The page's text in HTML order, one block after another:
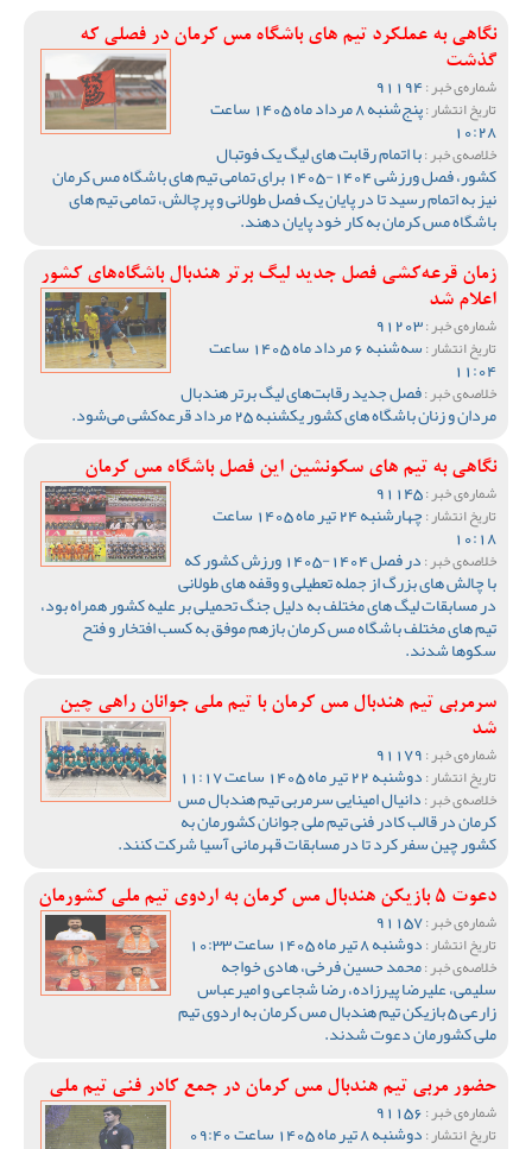
نگاهی به عملکرد تیم های باشگاه مس کرمان در فصلی که
گذشت
شماره‌ی خبر :
تاریخ انتشار : پنج‌شنبه 8 مرداد ماه 1405 ساعت
10:28
خلاصه‌ی خبر :با اتمام رقابت های لیگ یک فوتبال
کشور، فصل ورزشی 1404-1405 برای تمامی تیم های باشگاه مس کرمان
نیز به اتمام رسید تا در پایان یک فصل طولانی و پرچالش، تمامی تیم های
باشگاه مس کرمان به کار خود پایان دهند.
زمان قرعه‌کشی فصل جدید لیگ برتر هندبال باشگاه‌های کشور
اعلام شد
شماره‌ی خبر :
تاریخ انتشار : سه‌شنبه 6 مرداد ماه 1405 ساعت
11:04
خلاصه‌ی خبر :فصل جدید رقابت‌های لیگ برتر هندبال
مردان و زنان باشگاه های کشور یکشنبه 25 مرداد قرعه‌کشی می‌شود.
نگاهی به تیم های سکونشین این فصل باشگاه مس کرمان
شماره‌ی خبر :
تاریخ انتشار : چهارشنبه 24 تیر ماه 1405 ساعت
10:18
خلاصه‌ی خبر : در فصل 1404-1405 ورزش کشور که
با چالش های بزرگ از جمله تعطیلی و وقفه های طولانی
در مسابقات لیگ های مختلف به دلیل جنگ تحمیلی بر علیه کشور همراه بود،
تیم های مختلف باشگاه مس کرمان بازهم موفق به کسب افتخار و فتح
سکوها شدند.
سرمربی تیم هندبال مس کرمان با تیم ملی جوانان راهی چین
شد
شماره‌ی خبر :
تاریخ انتشار :دوشنبه 22 تیر ماه 1405 ساعت 11:17
خلاصه‌ی خبر :دانیال امینایی سرمربی تیم هندبال مس
کرمان در قالب کادر فنی تیم ملی جوانان کشورمان به
کشور چین سفر کرد تا در مسابقات قهرمانی آسیا شرکت کنند.
دعوت 5 بازیکن هندبال مس کرمان به اردوی تیم ملی کشورمان
شماره‌ی خبر :
تاریخ انتشار :دوشنبه 8 تیر ماه 1405 ساعت 10:33
خلاصه‌ی خبر :محمد حسین فرخی، هادی خواجه
سلیمی، علیرضا پیرزاده، رضا شجاعی و امیرعباس
زارعی 5 بازیکن تیم هندبال مس کرمان به اردوی تیم
ملی کشورمان دعوت شدند.
حضور مربی تیم هندبال مس کرمان در جمع کادر فنی تیم ملی
شماره‌ی خبر :
تاریخ انتشار :دوشنبه 8 تیر ماه 1405 ساعت 09:40